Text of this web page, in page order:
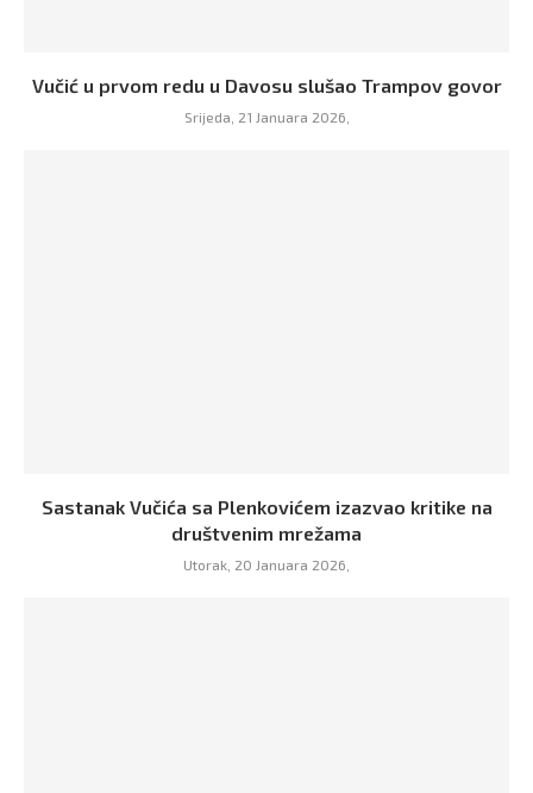
Vučić u prvom redu u Davosu slušao Trampov govor
Srijeda, 21 Januara 2026,
Sastanak Vučića sa Plenkovićem izazvao kritike na
društvenim mrežama
Utorak, 20 Januara 2026,